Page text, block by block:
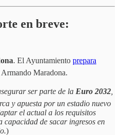
en breve:
. El Ayuntamiento prepara
Maradona.
ser parte de la Euro 2032
y apuesta por un estadio nuevo
el actual a los requisitos
capacidad de sacar ingresos en
)